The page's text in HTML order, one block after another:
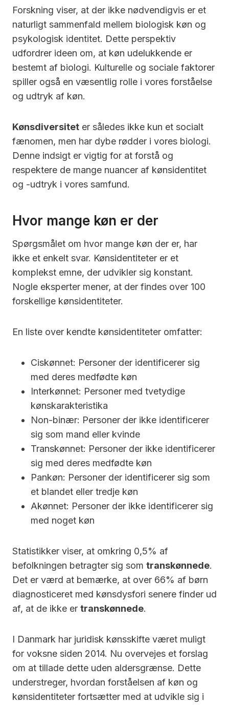
Forskning viser, at der ikke nødvendigvis er et
naturligt sammenfald mellem biologisk køn og
psykologisk identitet. Dette perspektiv
udfordrer ideen om, at køn udelukkende er
bestemt af biologi. Kulturelle og sociale faktorer
spiller også en væsentlig rolle i vores forståelse
og udtryk af køn.
Kønsdiversitet er således ikke kun et socialt
fænomen, men har dybe rødder i vores biologi.
Denne indsigt er vigtig for at forstå og
respektere de mange nuancer af kønsidentitet
og -udtryk i vores samfund.
Hvor mange køn er der
Spørgsmålet om hvor mange køn der er, har
ikke et enkelt svar. Kønsidentiteter er et
komplekst emne, der udvikler sig konstant.
Nogle eksperter mener, at der findes over 100
forskellige kønsidentiteter.
En liste over kendte kønsidentiteter omfatter:
Ciskønnet: Personer der identificerer sig
med deres medfødte køn
Interkønnet: Personer med tvetydige
kønskarakteristika
Non-binær: Personer der ikke identificerer
sig som mand eller kvinde
Transkønnet: Personer der ikke identificerer
sig med deres medfødte køn
Pankøn: Personer der identificerer sig som
et blandet eller tredje køn
Akønnet: Personer der ikke identificerer sig
med noget køn
Statistikker viser, at omkring 0,5% af
befolkningen betragter sig som transkønnede.
Det er værd at bemærke, at over 66% af børn
diagnosticeret med kønsdysfori senere finder ud
af, at de ikke er transkønnede.
I Danmark har juridisk kønsskifte været muligt
for voksne siden 2014. Nu overvejes et forslag
om at tillade dette uden aldersgrænse. Dette
understreger, hvordan forståelsen af køn og
kønsidentiteter fortsætter med at udvikle sig i